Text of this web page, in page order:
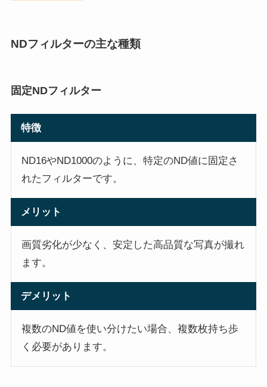
NDフィルターの主な種類
固定NDフィルター
特徴
ND16やND1000のように、特定のND値に固定さ
れたフィルターです。
メリット
画質劣化が少なく、安定した高品質な写真が撮れ
ます。
デメリット
複数のND値を使い分けたい場合、複数枚持ち歩
く必要があります。